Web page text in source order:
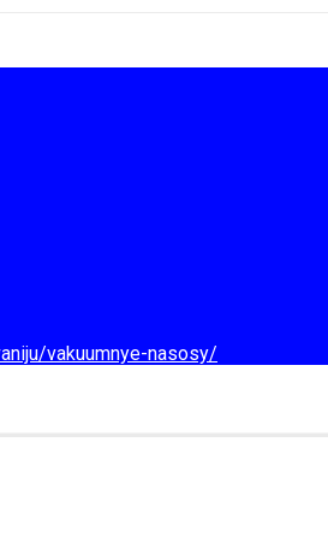
vakuumnye-nasosy/